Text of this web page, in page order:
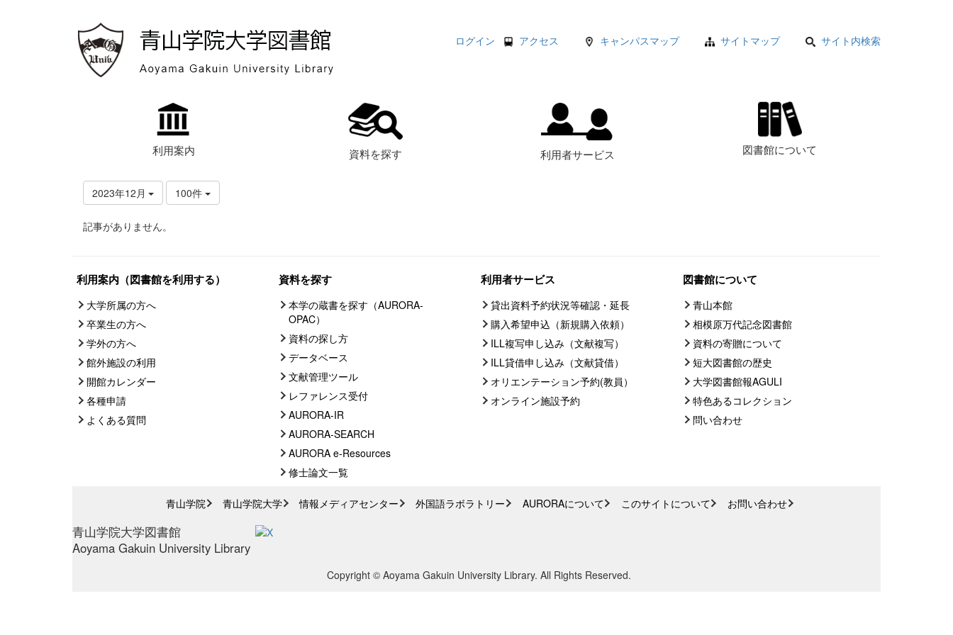
ログイン アクセス キャンパスマップ サイトマップ サイト内検索
利用案内 資料を探す 利用者サービス 図書館について
2023年12月 100件
記事がありません。
利用案内（図書館を利用する）
大学所属の方へ
卒業生の方へ
学外の方へ
館外施設の利用
開館カレンダー
各種申請
よくある質問
資料を探す
本学の蔵書を探す（AURORA-
OPAC）
資料の探し方
データベース
文献管理ツール
レファレンス受付
AURORA-IR
AURORA-SEARCH
AURORA e-Resources
修士論文一覧
利用者サービス
貸出資料予約状況等確認・延長
購入希望申込（新規購入依頼）
ILL複写申し込み（文献複写）
ILL貸借申し込み（文献貸借）
オリエンテーション予約(教員）
オンライン施設予約
図書館について
青山本館
相模原万代記念図書館
資料の寄贈について
短大図書館の歴史
大学図書館報AGULI
特色あるコレクション
問い合わせ
青山学院 青山学院大学 情報メディアセンター 外国語ラボラトリー AURORAについて このサイトについて お問い合わせ
青山学院大学図書館
Aoyama Gakuin University Library
Copyright © Aoyama Gakuin University Library. All Rights Reserved.